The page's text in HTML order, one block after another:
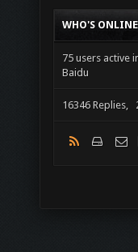
WHO'S ONLINE
75 users active
Baidu
16346 Replies,